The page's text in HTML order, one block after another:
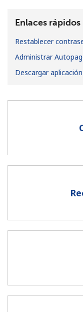
Un caracter
Al abrir una
Enlaces rápidos
Restablecer
Administrar
Descargar aplicación